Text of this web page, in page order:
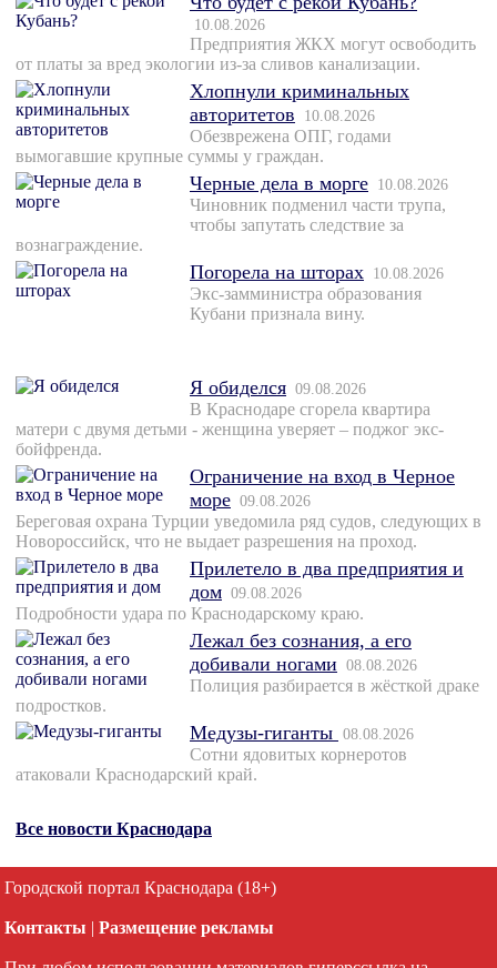
10.08.2026
Предприятия ЖКХ могут освободить
от платы за вред экологии из-за сливов канализации.
Хлопнули криминальных
авторитетов
10.08.2026
Обезврежена ОПГ, годами
вымогавшие крупные суммы у граждан.
Черные дела в морге 10.08.2026
Чиновник подменил части трупа,
чтобы запутать следствие за
вознаграждение.
Погорела на шторах 10.08.2026
Экс-замминистра образования
Кубани признала вину.
Я обиделся 09.08.2026
В Краснодаре сгорела квартира
матери с двумя детьми - женщина уверяет – поджог экс-
бойфренда.
Ограничение на вход в Черное
море 09.08.2026
Береговая охрана Турции уведомила ряд судов, следующих в
Новороссийск, что не выдает разрешения на проход.
Прилетело в два предприятия и
дом 09.08.2026
Подробности удара по Краснодарскому краю.
Лежал без сознания, а его
добивали ногами 08.08.2026
Полиция разбирается в жёсткой драке
подростков.
Медузы-гиганты 08.08.2026
Сотни ядовитых корнеротов
атаковали Краснодарский край.
Все новости Краснодара
Городской портал Краснодара (18+)
Контакты | Размещение рекламы